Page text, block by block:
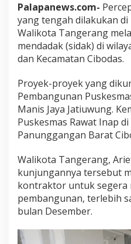
Palapanews.com-
yang tengah dilakukan
Walikota Tangerang
mendadak (sidak) di
dan Kecamatan Cibodas.
Proyek-proyek yang
Pembangunan
Manis Jaya Jatiuwung.
Puskesmas Rawat Inap
Panunggangan Barat
Walikota Tangerang,
kunjungannya tersebut
kontraktor untuk segera
pembangunan, terlebih
bulan Desember.